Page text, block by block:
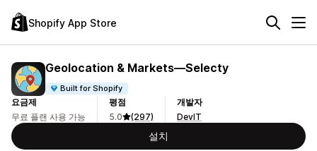
Shopify App Store
Geolocation & Markets—Selecty
Built for Shopify
요금제
무료 플랜 사용 가능
평점
5.0
(297)
개발자
DevIT
설치